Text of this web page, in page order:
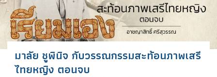
มาลัย ชูพินิจ กับวรรณกรรมสะท้อนภาพเสรี
ไทยหญิง ตอนจบ